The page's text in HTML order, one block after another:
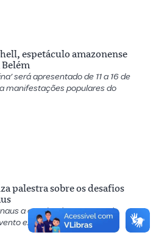
espetáculo amazonense
será apresentado de 11 a 16 de
manifestações populares do
palestra sobre os desafios
a convite de um grupo de
exclusivo voltado para a